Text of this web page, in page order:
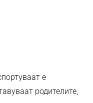
е
родителите,